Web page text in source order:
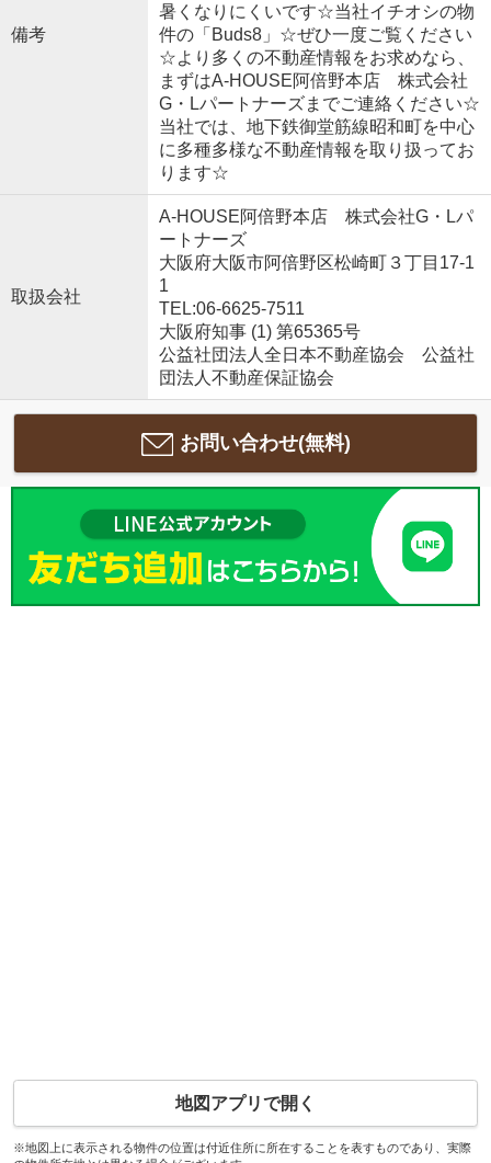
備考
暑くなりにくいです☆当社イチオシの物
件の「Buds8」☆ぜひ一度ご覧ください
☆より多くの不動産情報をお求めなら、
まずはA-HOUSE阿倍野本店 株式会社
G・Lパートナーズまでご連絡ください☆
当社では、地下鉄御堂筋線昭和町を中心
に多種多様な不動産情報を取り扱ってお
ります☆
取扱会社
A-HOUSE阿倍野本店 株式会社G・Lパ
ートナーズ
大阪府大阪市阿倍野区松崎町３丁目17-1
1
TEL:06-6625-7511
大阪府知事 (1) 第65365号
公益社団法人全日本不動産協会 公益社
団法人不動産保証協会
お問い合わせ(無料)
地図アプリで開く
※地図上に表示される物件の位置は付近住所に所在することを表すものであり、実際